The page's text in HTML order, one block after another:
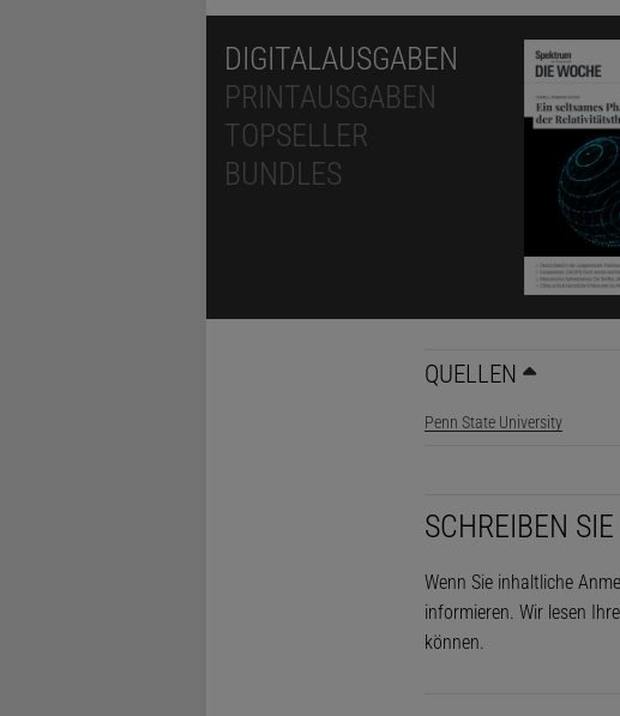
DIGITALAUSGABEN
PRINTAUSGABEN
TOPSELLER
BUNDLES
QUELLEN
Penn State University
SCHREIBEN
Wenn Sie inhaltliche
informieren. Wir lesen
können.